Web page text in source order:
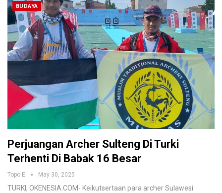
BUDAYA
Perjuangan Archer Sulteng Di Turki
Terhenti Di Babak 16 Besar
Topo E May 30, 2025
TURKI, OKENESIA.COM- Keikutsertaan para archer Sulawesi